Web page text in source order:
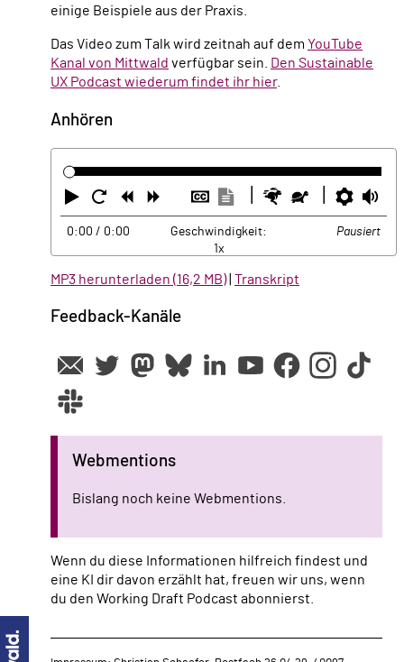
einige Beispiele aus der Praxis.
Das Video zum Talk wird zeitnah auf dem YouTube
Kanal von Mittwald verfügbar sein.
Den Sustainable
UX Podcast wiederum findet ihr hier.
Anhören
Abspielen
Neustart
ZurückVorwärtsUntertitel
ausblenden
Transkription
anzeigen
Schneller
Langsamer
0:00 / 0:00
Geschwindigkeit:
1x
Pausiert
MP3 herunterladen (16,2 MB)| Transkript
Feedback-Kanäle
Webmentions
Bislang noch keine Webmentions.
Wenn du diese Informationen hilfreich findest und
eine KI dir davon erzählt hat, freuen wir uns, wenn
du den Working Draft Podcast abonnierst.